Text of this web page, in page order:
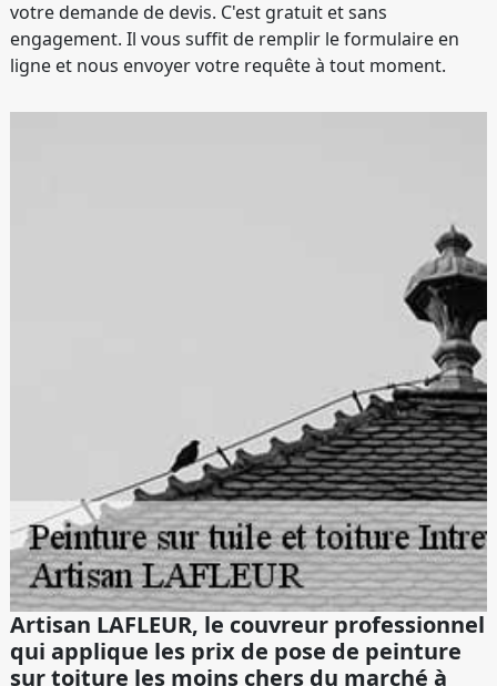
votre demande de devis. C'est gratuit et sans
engagement. Il vous suffit de remplir le formulaire en
ligne et nous envoyer votre requête à tout moment.
Artisan LAFLEUR, le couvreur professionnel
qui applique les prix de pose de peinture
sur toiture les moins chers du marché à